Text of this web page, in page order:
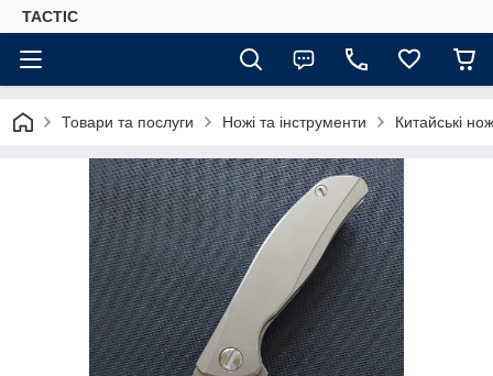
TACTIC
Товари та послуги Ножі та інструменти Китайські